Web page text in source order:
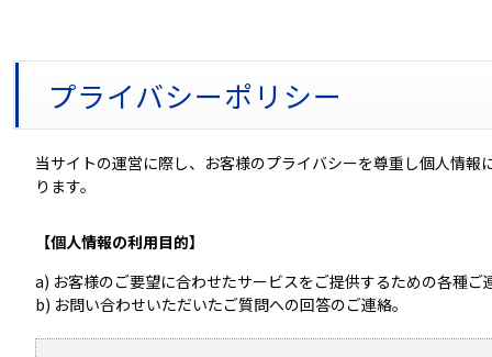
プライバシーポリシー
当サイトの運営に際し、お客様のプライバシーを尊重し個人情
ります。
【個人情報の利用目的】
a) お客様のご要望に合わせたサービスをご提供するための各種ご
b) お問い合わせいただいたご質問への回答のご連絡。